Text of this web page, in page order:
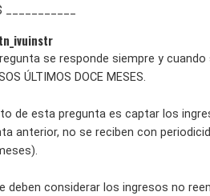
___________
se responde siempre y
ÚLTIMOS DOCE MESES.
de esta pregunta es captar los
anterior, no se reciben con
deben considerar los ingresos no